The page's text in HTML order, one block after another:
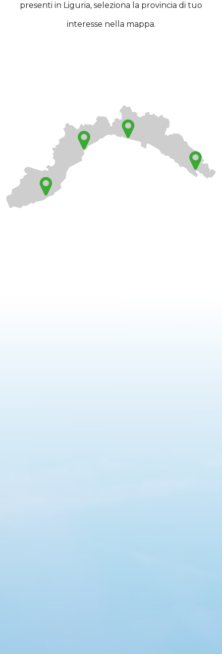
presenti in Liguria, seleziona la provincia di tuo
interesse nella mappa.